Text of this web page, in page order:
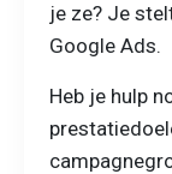
je ze? Je
Google Ads.
Heb je hulp